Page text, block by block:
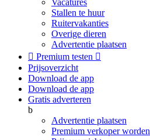
Vacatures
Stallen te huur
Ruitervakanties
Overige dieren
Advertentie plaatsen
 Premium testen 
Prijsoverzicht
Download de app
Download de app
Gratis adverteren
b
Advertentie plaatsen
Premium verkoper worden